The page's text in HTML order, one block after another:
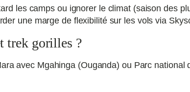
les camps ou ignorer le climat (saison des
une marge de flexibilité sur les vols via
trek gorilles ?
avec Mgahinga (Ouganda) ou Parc